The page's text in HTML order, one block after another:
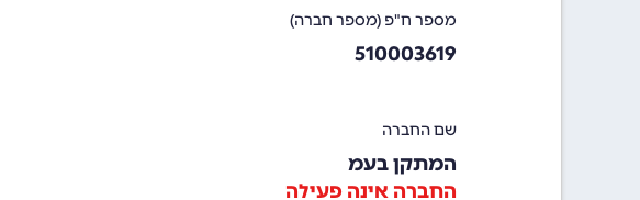
מספר ח"פ (מספר חברה)
510003619
שם החברה
המתקן בעמ
החברה אינה פעילה